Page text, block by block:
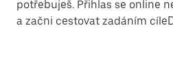
potřebuješ. Přihlas se online
a začni cestovat zadáním